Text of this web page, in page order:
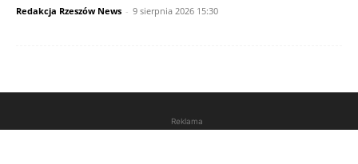
Redakcja Rzeszów News - 9 sierpnia 2026 15:30
Reklama